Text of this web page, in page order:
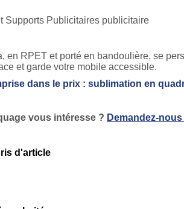
en RPET et porté en bandoulière, se
et garde votre mobile accessible.
dans le prix : sublimation en
vous intéresse ? Demandez-
d'article